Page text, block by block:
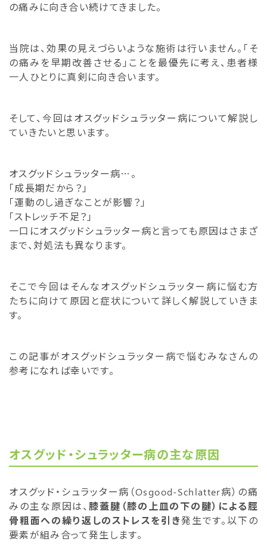
の痛みに向き合い続けてきました。
当院は、効果の見えづらいような施術は行いません。「そ
の痛みを早期改善させる」ことを最優先に考え、患者様
一人ひとりに真剣に向き合います。
そして、今回はオスグッドシュラッター病について解説し
ていきたいと思います。
オスグッドシュラッター病…。
「成長期だから？」
「運動のし過ぎなことが影響？」
「ストレッチ不足？」
一口にオスグッドシュラッター病と言っても原因はさまざ
まで、対処法も異なります。
そこで今回はそんなオスグッドシュラッター病に悩む方
たちに向けて原因と症状について詳しく解説していきま
す。
この記事がオスグッドシュラッター病で悩むみなさんの
参考になれば幸いです。
オスグッド・シュラッター病の主な原因
オスグッド・シュラッター病（Osgood-Schlatter病）の痛
みの主な原因は、膝蓋腱（膝の上皿の下の腱）による脛
骨粗面への繰り返しのストレスを引き発生です。以下の
要素が組み合って発生します。